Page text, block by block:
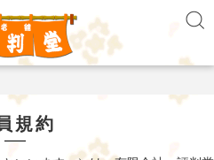
規約